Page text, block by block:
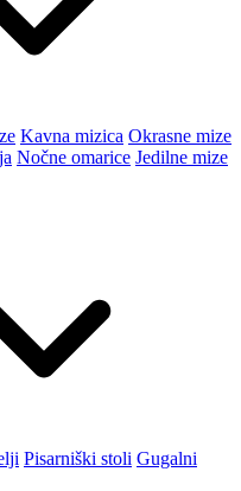
Kavna mizica Okrasne mize
Nočne omarice Jedilne mize
Pisarniški stoli Gugalni